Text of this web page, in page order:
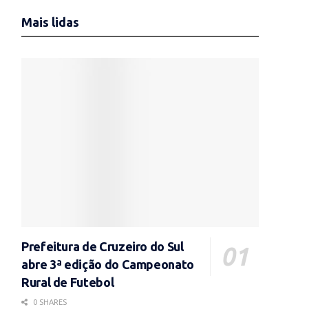
Mais lidas
Prefeitura de Cruzeiro do Sul
abre 3ª edição do Campeonato
Rural de Futebol
0 SHARES